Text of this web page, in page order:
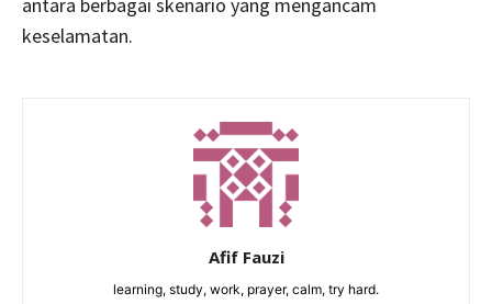
keselamatan.
Afif Fauzi
learning, study, work, prayer, calm, try hard.